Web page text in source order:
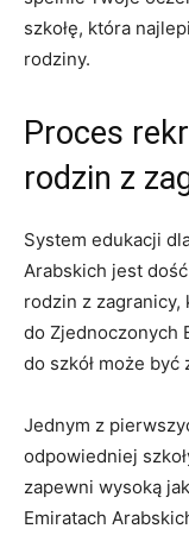
szkołę, ⁤która
rodziny.
Proces
rodzin z
System edukacji
Arabskich⁢ jest
rodzin z​
do Zjednoczonych
do‍ szkół może
Jednym z⁢
odpowiedniej
zapewni wysoką
⁤Emiratach